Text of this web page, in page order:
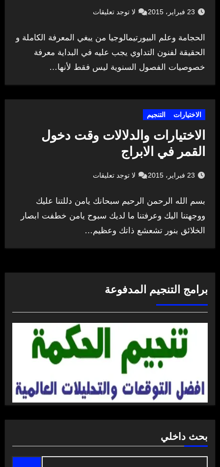
23 فبراير، 2015 لا توجد تعليقات
الحجامة وعلم البيورتيمالوجيا من يبغي المعرفة الكاملة و
الحقيقة لفنون التداوي يجب عليه في البداية معرفة
خصوصيات الفصول السنوية ليس فقط لأنها…
الاختيارات التنجيم
الاختيارات والدلالات وقت دخول
القمر في الابراج
23 فبراير، 2015 لا توجد تعليقات
بسم الله الرحمن الرحيم سبحانك يامن دللتنا عليك
ووجهتنا اليك وعرفتنا ما لديك سبوح يامن خطفت ابصار
الخلائق بنور تشعشع ذاتك وعظيم…
برامج التنجيم المدفوعة
بحث داخلي